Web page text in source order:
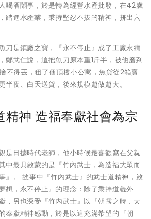
喝酒鬧事，於是轉為經營水產批發，在42歲
踏進水產業，秉持堅忍不拔的精神，拼出六
刀是鎮廠之寶，『永不停止』成了工廠永續
鄭武仁說，這把魚刀原本重1斤半，被他磨到
不得丟，租了個頂樓小公寓，魚貨從2箱賣
半夜、白天送貨，後來規模越做越大。
精神 造福奉獻社會為宗
是日據時代老師，他小時候最喜歡窩在父親
中最具啟蒙的是『竹內武士，為造福大眾而
』。 故事中『竹內武士』的武士道精神，啟
想，永不停止』的理念：除了秉持道義外，
，另也深受『竹內武士』以『朝露之時，太
奉獻精神感動，於是以這充滿希望的『朝